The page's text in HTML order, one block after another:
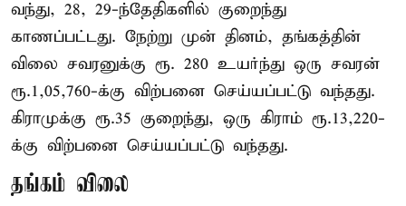
வந்து, 28, 29-ந்தேதிகளில் குறைந்து
காணப்பட்டது. நேற்று முன் தினம், தங்கத்தின்
விலை சவரனுக்கு ரூ. 280 உயர்ந்து ஒரு சவரன்
ரூ.1,05,760-க்கு விற்பனை செய்யப்பட்டு வந்தது.
கிராமுக்கு ரூ.35 குறைந்து, ஒரு கிராம் ரூ.13,220-
க்கு விற்பனை செய்யப்பட்டு வந்தது.
தங்கம் விலை